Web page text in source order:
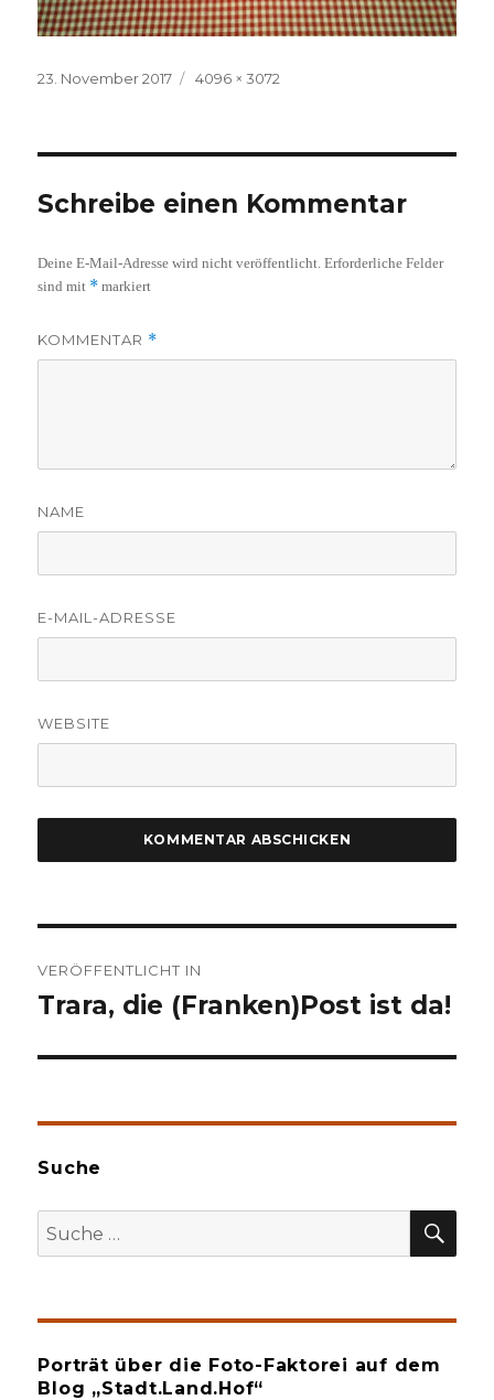
Veröffentlicht
23. November 2017
Volle
4096 × 3072
Schreibe einen Kommentar
Deine E-Mail-Adresse wird nicht veröffentlicht. Erforderliche Felder
sind mit * markiert
KOMMENTAR *
NAME
E-MAIL-ADRESSE
WEBSITE
VERÖFFENTLICHT IN
Trara, die (Franken)Post ist da!
Suche
Suche
nach:
Porträt über die Foto-Faktorei auf dem
Blog „Stadt.Land.Hof“